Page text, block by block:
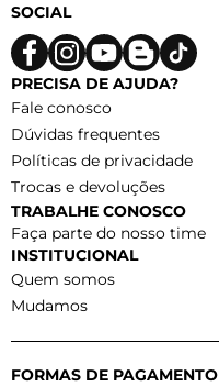
SOCIAL
PRECISA DE AJUDA?
Fale conosco
Dúvidas frequentes
Políticas de privacidade
Trocas e devoluções
TRABALHE CONOSCO
Faça parte do nosso time
INSTITUCIONAL
Quem somos
Mudamos
FORMAS DE PAGAMENTO